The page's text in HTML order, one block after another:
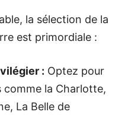
la sélection de la
est primordiale :
: Optez pour
comme la Charlotte,
La Belle de